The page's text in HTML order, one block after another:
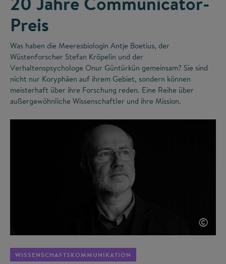
Preis
Was haben die Meeresbiologin Antje Boetius, der
Wüstenforscher Stefan Kröpelin und der
Verhaltenspsychologe Onur Güntürkün gemeinsam? Sie sind
nicht nur Koryphäen auf ihrem Gebiet, sondern können
meisterhaft über ihre Forschung reden. Eine Reihe über
außergewöhnliche Wissenschaftler und ihre Mission.
©
WISSENSCHAFTSKOMMUNIKATION